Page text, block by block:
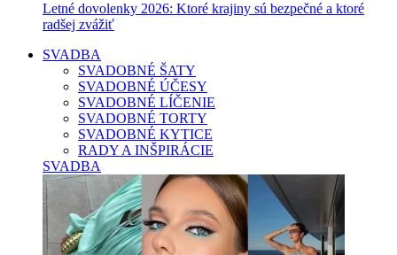
Letné dovolenky 2026: Ktoré krajiny sú bezpečné a ktoré
radšej zvážiť
SVADBA
SVADOBNÉ ŠATY
SVADOBNÉ ÚČESY
SVADOBNÉ LÍČENIE
SVADOBNÉ TORTY
SVADOBNÉ KYTICE
RADY A INŠPIRÁCIE
SVADBA